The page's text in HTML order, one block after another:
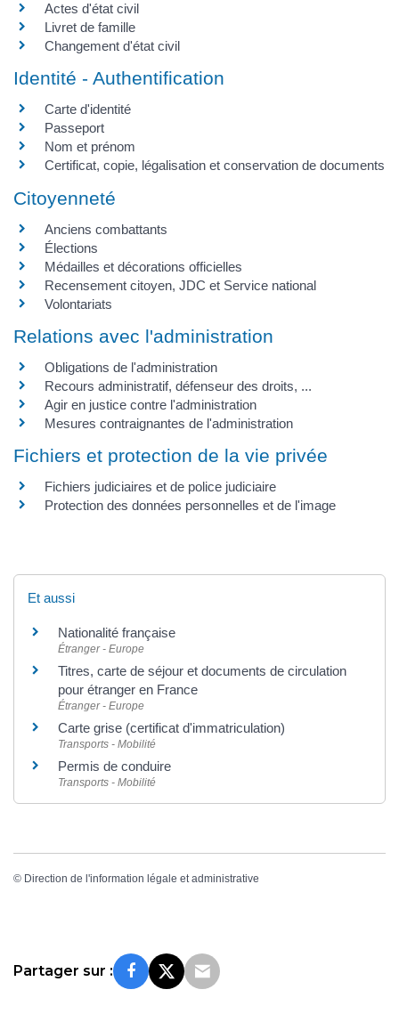
Actes d'état civil
Livret de famille
Changement d'état civil
Identité - Authentification
Carte d'identité
Passeport
Nom et prénom
Certificat, copie, légalisation et conservation de documents
Citoyenneté
Anciens combattants
Élections
Médailles et décorations officielles
Recensement citoyen, JDC et Service national
Volontariats
Relations avec l'administration
Obligations de l'administration
Recours administratif, défenseur des droits, ...
Agir en justice contre l'administration
Mesures contraignantes de l'administration
Fichiers et protection de la vie privée
Fichiers judiciaires et de police judiciaire
Protection des données personnelles et de l'image
Et aussi
Nationalité française
Étranger - Europe
Titres, carte de séjour et documents de circulation
pour étranger en France
Étranger - Europe
Carte grise (certificat d'immatriculation)
Transports - Mobilité
Permis de conduire
Transports - Mobilité
© Direction de l'information légale et administrative
Partager sur :